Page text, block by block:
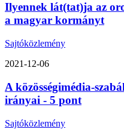
Ilyennek lát(tat)ja az
a magyar kormányt
Sajtóközlemény
2021-12-06
A közösségimédia-
irányai - 5 pont
Sajtóközlemény